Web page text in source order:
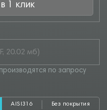
Заказать в 1 клик
20.02 мб)
по запросу
AISI316 Без покрытия